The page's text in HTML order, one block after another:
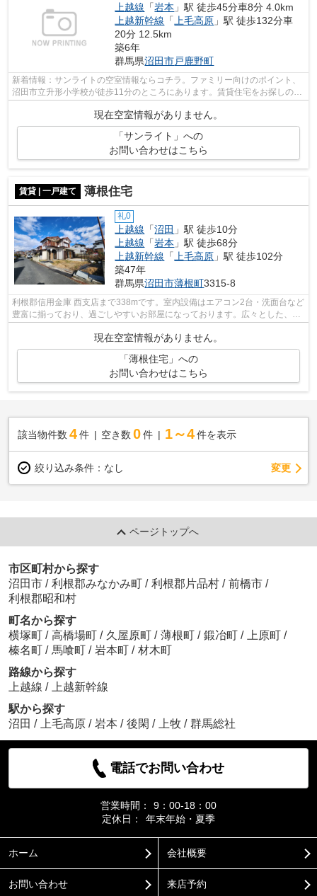
上越線 「岩本 」駅 徒歩45分車8分 4.0km
上越新幹線 「 上毛高原 」駅 徒歩132分車
20分 12.5km
築6年
群馬県沼田市戸鹿野町
新着情報：サンライトの空室情報ならコチラ。ファミリー向けのポイント、
沼田市立升形小学校が徒歩11分のところにあります。賃貸住宅をお探しの方
は、お気軽に当社へご連絡下さい。当...
現在空室情報がありません。
「サンライト」への
お問い合わせはこちら
賃貸 | 一戸建て 薄根住宅
礼0
上越線 「沼田 」駅 徒歩10分
上越線 「岩本 」駅 徒歩68分
上越新幹線 「 上毛高原 」駅 徒歩102分
築47年
群馬県沼田市薄根町3315-8
利根郡信用金庫 西支店まで338mです。室内設備はエアコン2台・洗面台など
豊富に揃っており、過ごしやすいお部屋になっております。広々とした、建
現在空室情報がありません。
「薄根住宅」への
お問い合わせはこちら
該当物件数 4件 空き数 0 件 1～4 件を表示
絞り込み条件： なし 変更
ページトップへ
市区町村から探す
沼田市 / 利根郡みなかみ町 / 利根郡片品村 / 前橋市 /
利根郡昭和村
町名から探す
横塚町 / 高橋場町 / 久屋原町 / 薄根町 / 鍛冶町 / 上原町 /
榛名町 / 馬喰町 / 岩本町 / 材木町
路線から探す
上越線 /
上越新幹線
駅から探す
沼田 / 上毛高原 / 岩本 / 後閑 / 上牧 / 群馬総社
電話でお問い合わせ
営業時間：
9：00-18：00
定休日：
年末年始・夏季
ホーム 会社概要
お問い合わせ 来店予約